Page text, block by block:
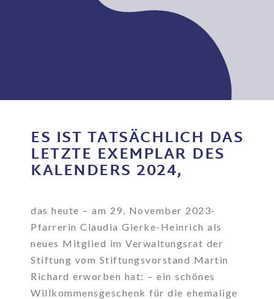
ES IST TATSÄCHLICH DAS
LETZTE EXEMPLAR DES
KALENDERS 2024,
das heute – am 29. November 2023-
Pfarrerin Claudia Gierke-Heinrich als
neues Mitglied im Verwaltungsrat der
Stiftung vom Stiftungsvorstand Martin
Richard erworben hat: – ein schönes
Willkommensgeschenk für die ehemalige